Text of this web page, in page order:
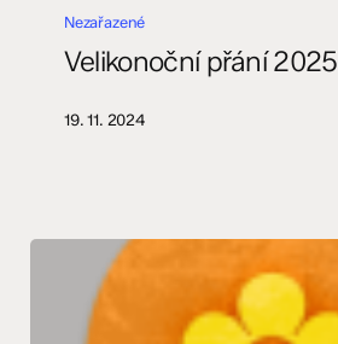
přáníNezařazené
Velikonoční přání 2025
19. 11. 2024